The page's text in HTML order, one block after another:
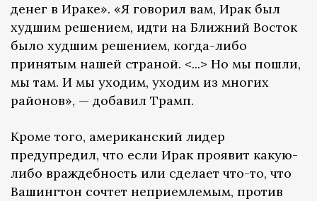
денег в Ираке». «Я говорил вам, Ирак был
худшим решением, идти на Ближний Восток
было худшим решением, когда-либо
принятым нашей страной. <...> Но мы пошли,
мы там. И мы уходим, уходим из многих
районов», — добавил Трамп.
Кроме того, американский лидер
предупредил, что если Ирак проявит какую-
либо враждебность или сделает что-то, что
Вашингтон сочтет неприемлемым, против